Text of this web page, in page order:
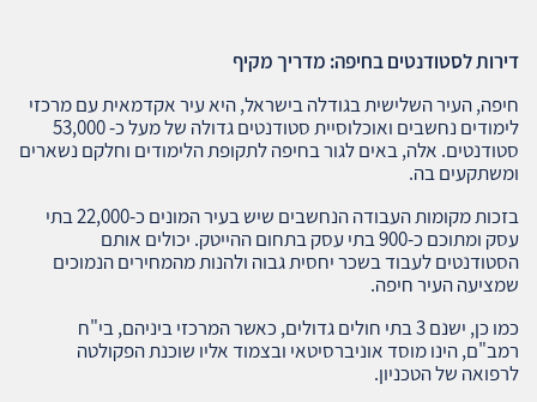
דירות לסטודנטים בחיפה: מדריך מקיף
חיפה, העיר השלישית בגודלה בישראל, היא עיר אקדמאית עם מרכזי
לימודים נחשבים ואוכלוסיית סטודנטים גדולה של מעל כ- 53,000
סטודנטים. אלה, באים לגור בחיפה לתקופת הלימודים וחלקם נשארים
ומשתקעים בה.
בזכות מקומות העבודה הנחשבים שיש בעיר המונים כ-22,000 בתי
עסק ומתוכם כ-900 בתי עסק בתחום ההייטק. יכולים אותם
הסטודנטים לעבוד בשכר יחסית גבוה ולהנות מהמחירים הנמוכים
שמציעה העיר חיפה.
כמו כן, ישנם 3 בתי חולים גדולים, כאשר המרכזי ביניהם, בי"ח
רמב"ם, הינו מוסד אוניברסיטאי ובצמוד אליו שוכנת הפקולטה
לרפואה של הטכניון.